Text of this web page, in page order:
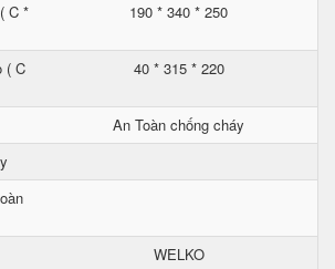
C *
190 * 340 * 250
( C
40 * 315 * 220
An Toàn chống cháy
WELKO